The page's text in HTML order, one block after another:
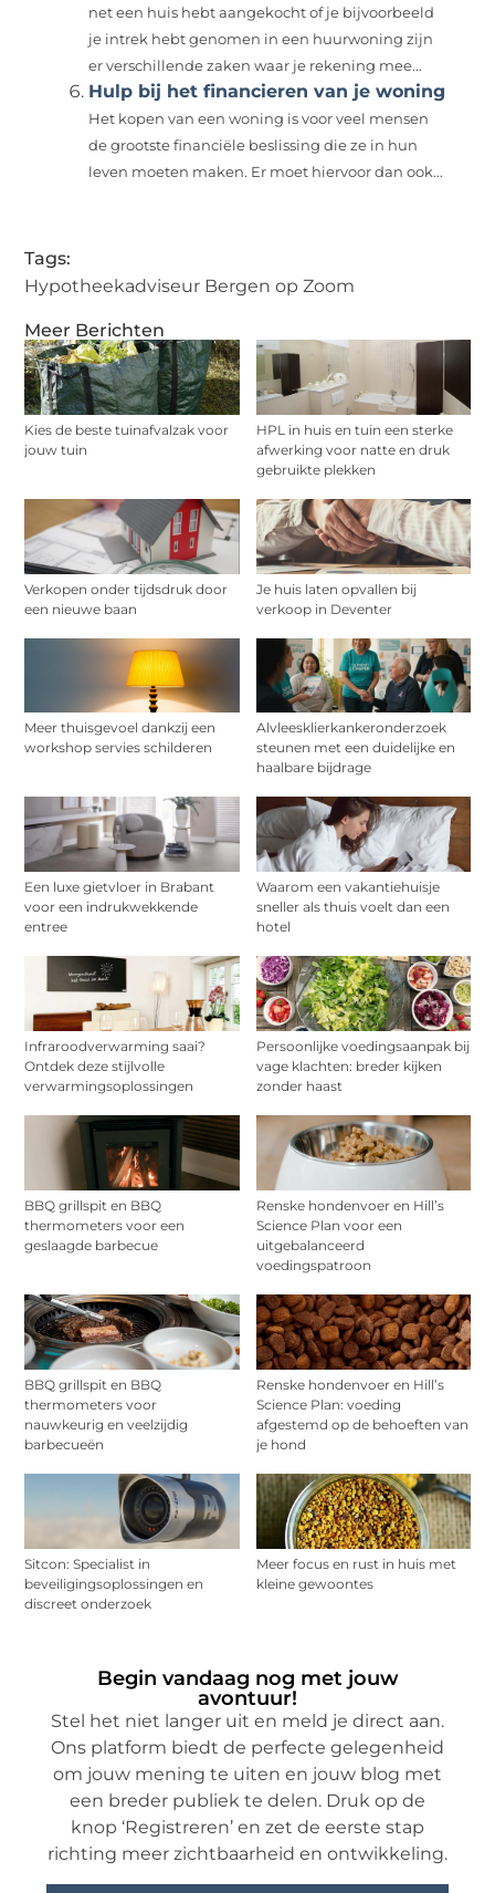
Meer Berichten
Kies de beste tuinafvalzak voor
jouw tuin
HPL in huis en tuin een sterke
afwerking voor natte en druk
gebruikte plekken
Verkopen onder tijdsdruk door
een nieuwe baan
Je huis laten opvallen bij
verkoop in Deventer
Meer thuisgevoel dankzij een
workshop servies schilderen
Alvleesklierkankeronderzoek
steunen met een duidelijke en
haalbare bijdrage
Een luxe gietvloer in Brabant
voor een indrukwekkende
entree
Waarom een vakantiehuisje
sneller als thuis voelt dan een
hotel
Infraroodverwarming saai?
Ontdek deze stijlvolle
verwarmingsoplossingen
Persoonlijke voedingsaanpak bij
vage klachten: breder kijken
zonder haast
BBQ grillspit en BBQ
thermometers voor een
geslaagde barbecue
Renske hondenvoer en Hill’s
Science Plan voor een
uitgebalanceerd
voedingspatroon
BBQ grillspit en BBQ
thermometers voor
nauwkeurig en veelzijdig
barbecueën
Renske hondenvoer en Hill’s
Science Plan: voeding
afgestemd op de behoeften van
je hond
Sitcon: Specialist in
beveiligingsoplossingen en
discreet onderzoek
Meer focus en rust in huis met
kleine gewoontes
Begin vandaag nog met jouw
avontuur!
Stel het niet langer uit en meld je direct aan.
Ons platform biedt de perfecte gelegenheid
om jouw mening te uiten en jouw blog met
een breder publiek te delen. Druk op de
knop ‘Registreren’ en zet de eerste stap
richting meer zichtbaarheid en ontwikkeling.
net een huis hebt aangekocht of je bijvoorbeeld
je intrek hebt genomen in een huurwoning zijn
er verschillende zaken waar je rekening mee...
Hulp bij het financieren van je woning
Het kopen van een woning is voor veel mensen
de grootste financiële beslissing die ze in hun
leven moeten maken. Er moet hiervoor dan ook...
Tags:
Hypotheekadviseur Bergen op Zoom